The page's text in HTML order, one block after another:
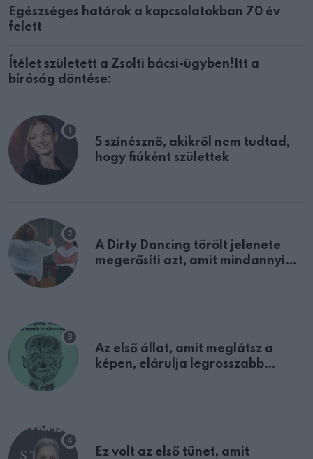
Egészséges határok a kapcsolatokban 70 év
felett
Ítélet született a Zsolti bácsi-ügyben!Itt a
bíróság döntése:
5 színésznő, akikről nem tudtad,
hogy fiúként születtek
A Dirty Dancing törölt jelenete
megerősíti azt, amit mindannyian
Az első állat, amit meglátsz a
képen, elárulja legrosszabb
Ez volt az első tünet, amit